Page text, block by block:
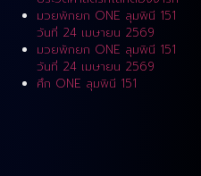
มวยพักยก ONE ลุมพินี 151
วันที่ 24 เมษายน 2569
มวยพักยก ONE ลุมพินี 151
วันที่ 24 เมษายน 2569
ศึก ONE ลุมพินี 151